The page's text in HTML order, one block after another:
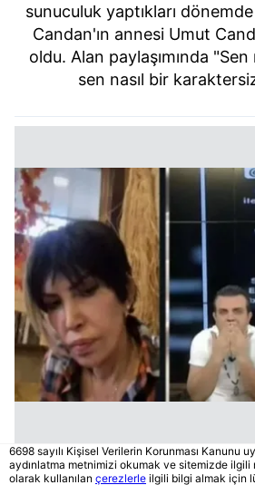
sunuculuk yaptıkları
Candan'ın annesi Umut
oldu. Alan paylaşımında "Sen
sen nasıl bir
Nihat Doğan ise hesabından
6698 sayılı Kişisel Verilerin Korunması Kanunu
aydınlatma metnimizi okumak ve sitemizde ilgili
olarak kullanılan çerezlerle ilgili bilgi almak için